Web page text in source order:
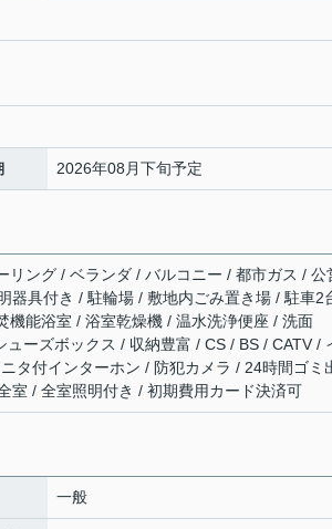
2026年08月下旬予定
ング / ベランダ / バルコニー / 都市ガス / 公
器具付き / 駐輪場 / 敷地内ごみ置き場 / 駐車2
能浴室 / 浴室乾燥機 / 温水洗浄便座 / 洗面
ーズボックス / 収納豊富 / CS / BS / CATV /
タ付インターホン / 防犯カメラ / 24時間ゴミ
室 / 全室照明付き / 初期費用カード決済可
一般